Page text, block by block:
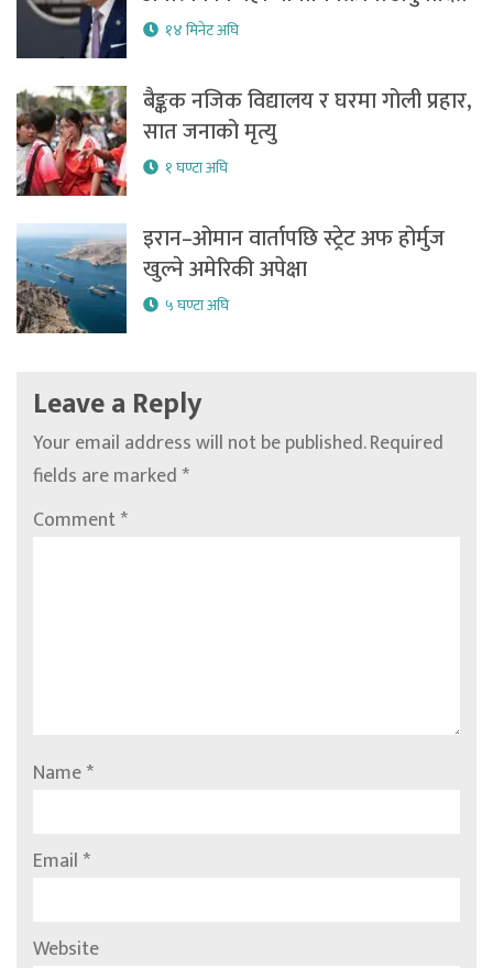
१४ मिनेट अघि
बैङ्कक नजिक विद्यालय र घरमा गोली प्रहार,
सात जनाको मृत्यु
१ घण्टा अघि
इरान–ओमान वार्तापछि स्ट्रेट अफ होर्मुज
खुल्ने अमेरिकी अपेक्षा
५ घण्टा अघि
Leave a Reply
Your email address will not be published.Required
fields are marked*
Comment*
Name*
Email*
Website